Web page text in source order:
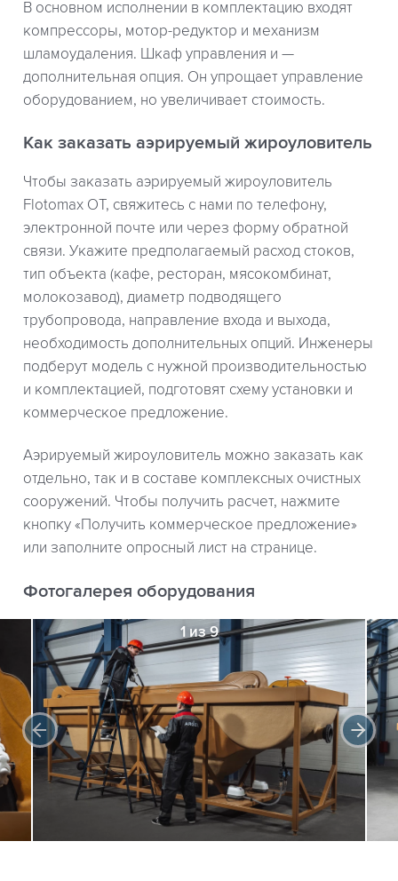
В основном исполнении в комплектацию входят
компрессоры, мотор-редуктор и механизм
шламоудаления. Шкаф управления и —
дополнительная опция. Он упрощает управление
оборудованием, но увеличивает стоимость.
Как заказать аэрируемый жироуловитель
Чтобы заказать аэрируемый жироуловитель
Flotomax OT, свяжитесь с нами по телефону,
электронной почте или через форму обратной
связи. Укажите предполагаемый расход стоков,
тип объекта (кафе, ресторан, мясокомбинат,
молокозавод), диаметр подводящего
трубопровода, направление входа и выхода,
необходимость дополнительных опций. Инженеры
подберут модель с нужной производительностью
и комплектацией, подготовят схему установки и
коммерческое предложение.
Аэрируемый жироуловитель можно заказать как
отдельно, так и в составе комплексных очистных
сооружений. Чтобы получить расчет, нажмите
кнопку «Получить коммерческое предложение»
или заполните опросный лист на странице.
Фотогалерея оборудования
1 из 9